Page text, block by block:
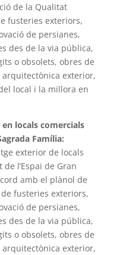
de la Qualitat
fusteries exteriors,
de persianes,
des de la via pública,
o obsolets, obres de
exterior,
local i la millora en
locals comercials
Família:
exterior de locals
l’Espai de Gran
amb el plànol de
fusteries exteriors,
de persianes,
des de la via pública,
o obsolets, obres de
exterior,